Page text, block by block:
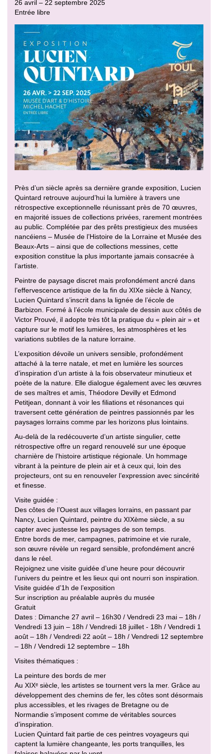
26 avril – 22 septembre 2025
Entrée libre
Près d’un siècle après sa dernière grande exposition, Lucien
Quintard retrouve aujourd’hui la lumière à travers une
rétrospective exceptionnelle réunissant près de 70 œuvres,
en majorité issues de collections privées, rarement montrées
au public. Complétée par des prêts prestigieux des musées
nancéiens – Musée de l’Histoire de la Lorraine et Musée des
Beaux-Arts – ainsi que de collections messines, cette
exposition constitue la plus importante jamais consacrée à
l’artiste.
Peintre de paysage discret mais profondément ancré dans
l’effervescence artistique de la fin du XIXe siècle à Nancy,
Lucien Quintard s’inscrit dans la lignée de l’école de
Barbizon. Formé à l’école municipale de dessin aux côtés de
Victor Prouvé, il adopte très tôt la pratique du « plein air » et
capture sur le motif les lumières, les atmosphères et les
variations subtiles de la nature lorraine.
L’exposition dévoile un univers sensible, profondément
attaché à la terre natale, et met en lumière les sources
d’inspiration d’un artiste à la fois observateur minutieux et
poète de la nature. Elle dialogue également avec les œuvres
de ses maîtres et amis, Théodore Devilly et Edmond
Petitjean, donnant à voir les filiations et résonances qui
traversent cette génération de peintres passionnés par les
paysages lorrains comme par les horizons plus lointains.
Au-delà de la redécouverte d’un artiste singulier, cette
rétrospective offre un regard renouvelé sur une époque
charnière de l’histoire artistique régionale. Un hommage
vibrant à la peinture de plein air et à ceux qui, loin des
projecteurs, ont su en renouveler l’expression avec sincérité
et finesse.
Visite guidée :
Des côtes de l’Ouest aux villages lorrains, en passant par
Nancy, Lucien Quintard, peintre du XIXème siècle, a su
capter avec justesse les paysages de son temps.
Entre bords de mer, campagnes, patrimoine et vie rurale,
son œuvre révèle un regard sensible, profondément ancré
dans le réel.
Rejoignez une visite guidée d’une heure pour découvrir
l’univers du peintre et les lieux qui ont nourri son inspiration.
Visite guidée d’1h de l’exposition
Sur inscription au préalable auprès du musée
Gratuit
Dates : Dimanche 27 avril – 16h30 / Vendredi 23 mai – 18h /
Vendredi 13 juin – 18h / Vendredi 18 juillet - 18h / Vendredi 1
août – 18h / Vendredi 22 août – 18h / Vendredi 12 septembre
– 18h / Vendredi 12 septembre – 18h
Visites thématiques :
La peinture des bords de mer
Au XIXᵉ siècle, les artistes se tournent vers la mer. Grâce au
développement des chemins de fer, les côtes sont désormais
plus accessibles, et les rivages de Bretagne ou de
Normandie s’imposent comme de véritables sources
d’inspiration.
Lucien Quintard fait partie de ces peintres voyageurs qui
captent la lumière changeante, les ports tranquilles, les